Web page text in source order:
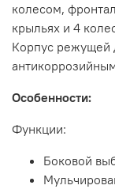
колесом,
крыльях и 4
Корпус режущей
Особенности:
Функции:
Боковой